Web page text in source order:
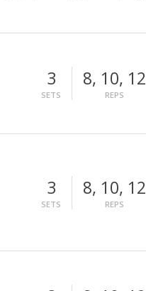
3
SETS
8, 10, 12
REPS
3
SETS
8, 10, 12
REPS